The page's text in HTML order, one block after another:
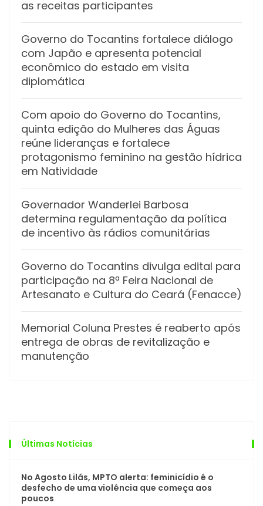
as receitas participantes
Governo do Tocantins fortalece diálogo
com Japão e apresenta potencial
econômico do estado em visita
diplomática
Com apoio do Governo do Tocantins,
quinta edição do Mulheres das Águas
reúne lideranças e fortalece
protagonismo feminino na gestão hídrica
em Natividade
Governador Wanderlei Barbosa
determina regulamentação da política
de incentivo às rádios comunitárias
Governo do Tocantins divulga edital para
participação na 8ª Feira Nacional de
Artesanato e Cultura do Ceará (Fenacce)
Memorial Coluna Prestes é reaberto após
entrega de obras de revitalização e
manutenção
Últimas Notícias
No Agosto Lilás, MPTO alerta: feminicídio é o
desfecho de uma violência que começa aos
poucos